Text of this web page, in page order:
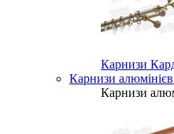
Карнизи
Карнизи
Карнизи